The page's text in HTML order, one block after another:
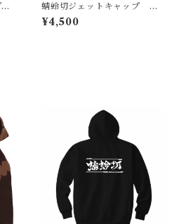
蜻蛉切ジェットキャップ
（刀剣 日本）
¥4,500